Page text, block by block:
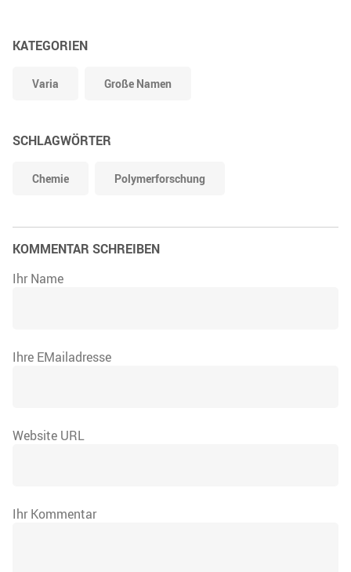
KATEGORIEN
Varia Große Namen
SCHLAGWÖRTER
Chemie Polymerforschung
KOMMENTAR SCHREIBEN
Ihr Name
Ihre EMailadresse
Website URL
Ihr Kommentar